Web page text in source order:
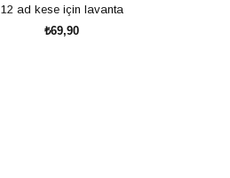
12 ad kese için lavanta
₺69,90